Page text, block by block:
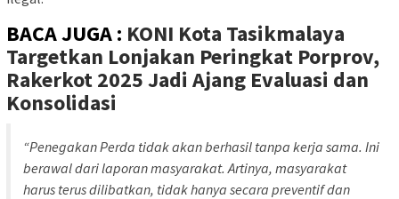
BACA JUGA : KONI Kota Tasikmalaya
Targetkan Lonjakan Peringkat Porprov,
Rakerkot 2025 Jadi Ajang Evaluasi dan
Konsolidasi
“Penegakan Perda tidak akan berhasil tanpa kerja sama. Ini
berawal dari laporan masyarakat. Artinya, masyarakat
harus terus dilibatkan, tidak hanya secara preventif dan